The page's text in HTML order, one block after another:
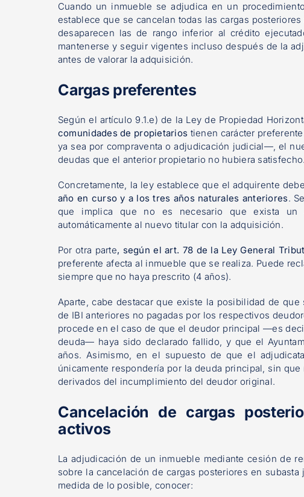
Cuando un inmueble se adjudica en un
establece que se cancelan todas las cargas
desaparecen las de rango inferior al crédito
mantenerse y seguir vigentes incluso después de la
antes de valorar la adquisición.
Cargas preferentes
Según el artículo 9.1.e) de la Ley de Propiedad
comunidades de propietarios tienen carácter
ya sea por compraventa o adjudicación judicial—, el
deudas que el anterior propietario no hubiera satisfecho.
Concretamente, la ley establece que el adquirente
año en curso y a los tres años naturales anteriores.
que implica que no es necesario que exista un
automáticamente al nuevo titular con la adquisición.
Por otra parte, según elart. 78 de la Ley General
preferente afecta al inmueble que se realiza. Puede
siempre que no haya prescrito (4 años).
Aparte, cabe destacar que existe la posibilidad de
de IBI anteriores no pagadas por los respectivos
procede en el caso de que el deudor principal —es
deuda— haya sido declarado fallido, y que el
años. Asimismo, en el supuesto de que el
únicamente respondería por la deuda principal, sin
derivados del incumplimiento del deudor original.
Cancelación de cargas
activos
La adjudicación de un inmueble mediante cesión de
sobre la cancelación de cargas posteriores en
medida de lo posible, conocer: